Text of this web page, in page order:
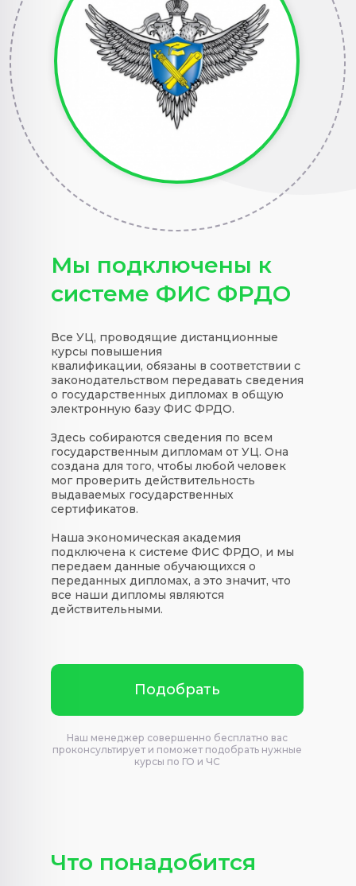
Все УЦ, проводящие дистанционные
курсы повышения
квалификации, обязаны в соответствии с
законодательством передавать сведения
о государственных дипломах в общую
электронную базу ФИС ФРДО.
Здесь собираются сведения по всем
государственным дипломам от УЦ. Она
создана для того, чтобы любой человек
мог проверить действительность
выдаваемых государственных
сертификатов.
Наша экономическая академия
подключена к системе ФИС ФРДО, и мы
передаем данные обучающихся о
переданных дипломах, а это значит, что
все наши дипломы являются
действительными.
Наш менеджер совершенно бесплатно вас
проконсультирует и поможет подобрать нужные
курсы по ГО и ЧС
Подобрать
Мы подключены к
системе ФИС ФРДО
Что понадобится